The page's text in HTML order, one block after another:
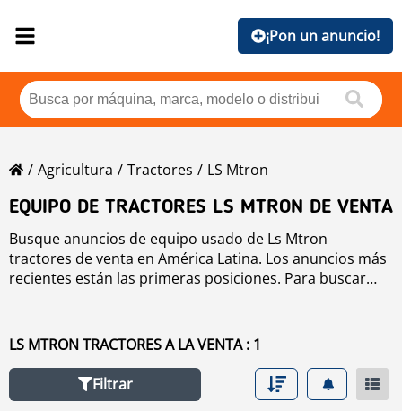
¡Pon un anuncio!
Agricultura Tractores
LS Mtron
EQUIPO DE TRACTORES LS MTRON DE VENTA
Busque anuncios de equipo usado de Ls Mtron
tractores de venta en América Latina. Los anuncios más
recientes están las primeras posiciones. Para buscar
buscar cualquier equipo usado de venta haga clic en
LS MTRON TRACTORES A LA VENTA : 1
Filtrar